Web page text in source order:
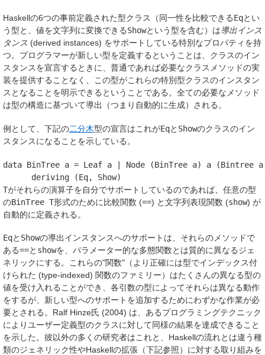
Haskellの6つの事前定義された型クラス（同一性を比較できるEqとい
う型と、値を文字列に変換できるShowという型を含む）は導出インス
タンス (derived instances) をサポートしている特別なプロパティを持
つ。プログラマーが新しい型を定義するということは、クラスのイン
スタンスを宣言するときに、普通であれば必要なクラスメソッドの実
装を提供することなく、この型がこれらの特別型クラスのインスタン
スとなることを明示できるということである。全ての必要なメソッド
は型の構造に基づいて導出（つまり自動的に生成）される。
例として、下記の二分木型の宣言はこれがEqと Showのクラスのイン
スタンスになることを示している。
data BinTree a = Leaf a | Node (BinTree a) a (Bintree
Tがそれらの演算子を自分でサポートしているのであれば、任意の型
のBinTree T形式のために比較関数 (==) と文字列表現関数 (show) が
自動的に定義される。
Eqと Showの導出インスタンスへのサポートは、それらのメソッドで
ある==と showを、パラメーター的な多態関数とは質的に異なるジェ
ネリックにする。これらの"関数"（より正確には型でインデックス付
けられた (type-indexed) 関数のファミリー）はたくさんの異なる型の
値を受け入れることができ、各引数の型によってそれらは異なる動作
をするが、新しい型へのサポートを追加するためにわずかな作業が必
要とされる。Ralf Hinze氏 (2004) は、あるプログラミングテクニック
によりユーザー定義型のクラスに対して同様の結果を達成できること
を示した。彼以外の多くの研究者はこれと、Haskellの流れとは違う種
類のジェネリック性やHaskellの拡張（下記参照）に対する取り組みを